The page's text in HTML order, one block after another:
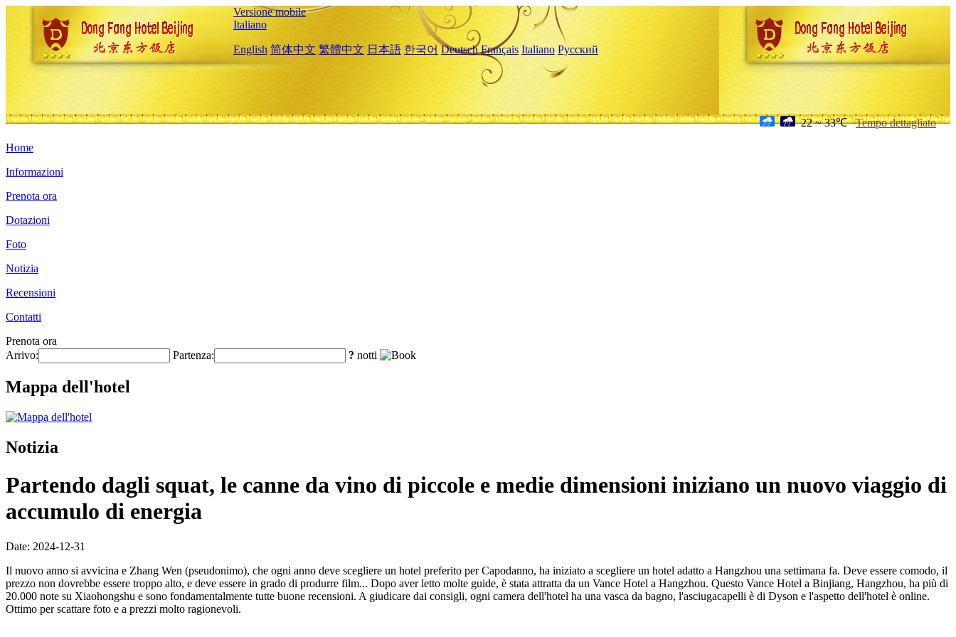
Versione mobile
Italiano
English 简体中文 繁體中文 日本語 한국어 Deutsch Français Italiano Русский
22 ~ 33℃ Tempo dettagliato
Home
Informazioni
Prenota ora
Dotazioni
Foto
Notizia
Recensioni
Contatti
Prenota ora
Arrivo:
Partenza: ? notti
Mappa dell'hotel
Notizia
Partendo dagli squat, le canne da vino di piccole e medie dimensioni iniziano un nuovo viaggio di
accumulo di energia
Date: 2024-12-31
Il nuovo anno si avvicina e Zhang Wen (pseudonimo), che ogni anno deve scegliere un hotel preferito per Capodanno, ha iniziato a scegliere un hotel adatto a Hangzhou una settimana fa. Deve essere comodo, il
prezzo non dovrebbe essere troppo alto, e deve essere in grado di produrre film... Dopo aver letto molte guide, è stata attratta da un Vance Hotel a Hangzhou. Questo Vance Hotel a Binjiang, Hangzhou, ha più di
20.000 note su Xiaohongshu e sono fondamentalmente tutte buone recensioni. A giudicare dai consigli, ogni camera dell'hotel ha una vasca da bagno, l'asciugacapelli è di Dyson e l'aspetto dell'hotel è online.
Ottimo per scattare foto e a prezzi molto ragionevoli.